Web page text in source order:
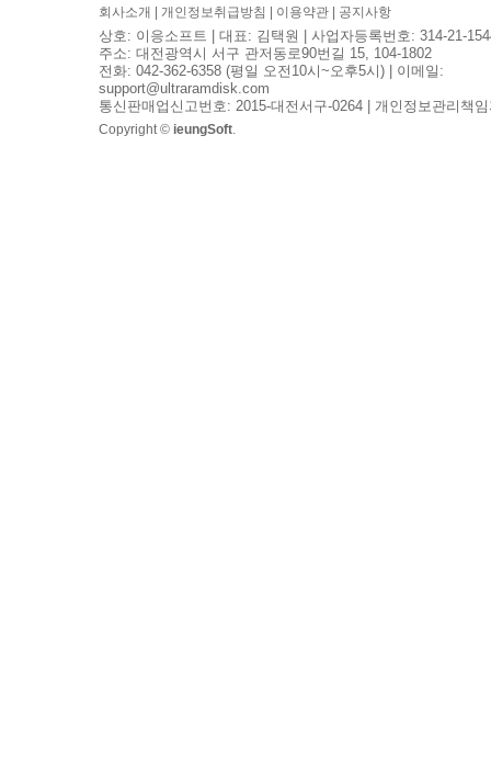
회사소개 개인정보취급방침 이용약관 공지사항
상호: 이응소프트 | 대표: 김택원 | 사업자등록번호: 314-21-
주소: 대전광역시 서구 관저동로90번길 15, 104-1802
전화: 042-362-6358 (평일 오전10시~오후5시) | 이메일:
support@ultraramdisk.com
통신판매업신고번호: 2015-대전서구-0264 | 개인정보관리책
Copyright © ieungSoft.